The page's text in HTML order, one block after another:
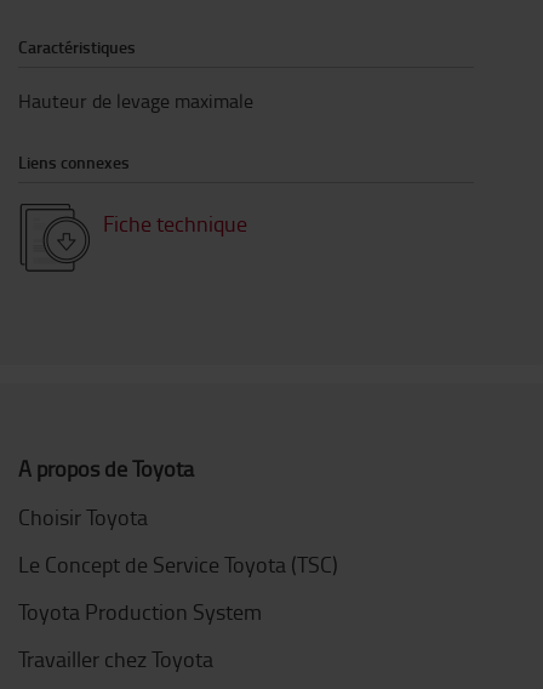
Caractéristiques
Hauteur de levage maximale
Liens connexes
Fiche technique
A propos de Toyota
Choisir Toyota
Le Concept de Service Toyota (TSC)
Toyota Production System
Travailler chez Toyota